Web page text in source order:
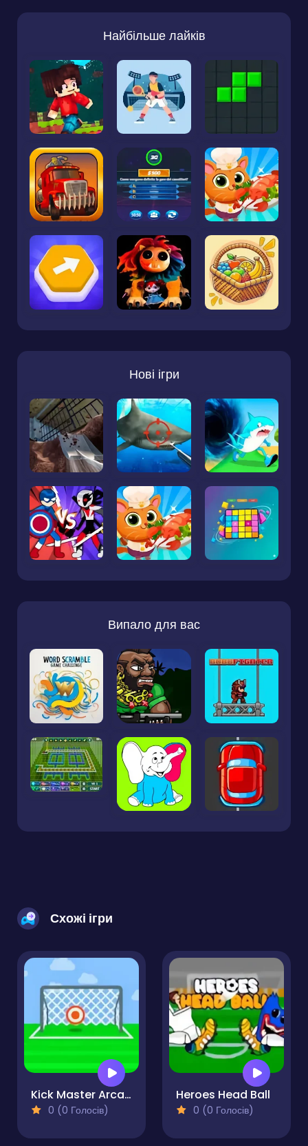
Найбільше лайків
Нові ігри
Випало для вас
Схожі ігри
Kick Master Arcade
0 (0 Голосів)
Heroes Head Ball
0 (0 Голосів)